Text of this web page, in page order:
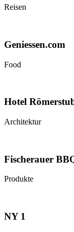
Reisen
Geniessen.com
Food
Hotel
Architektur
Fischerauer
Produkte
NY 1